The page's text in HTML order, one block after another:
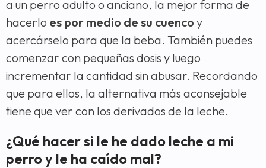
a un perro adulto o anciano, la mejor forma de
hacerlo es por medio de su cuenco y
acercárselo para que la beba. También puedes
comenzar con pequeñas dosis y luego
incrementar la cantidad sin abusar. Recordando
que para ellos, la alternativa más aconsejable
tiene que ver con los derivados de la leche.
¿Qué hacer si le he dado leche a mi
perro y le ha caído mal?